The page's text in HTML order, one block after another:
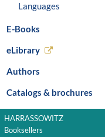
Languages
E-Books
eLibrary
Authors
Catalogs & brochures
HARRASSOWITZ
Booksellers